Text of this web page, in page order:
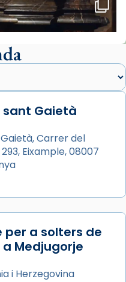
ha tingut lloc la
en agraïment al
visita apostòlica
el cardenal Joan
la missa i l’ha
de Barcelona,
Gaietà
Carrer del
Eixample, 08007
per a solters de
Medjugorje
i Herzegovina